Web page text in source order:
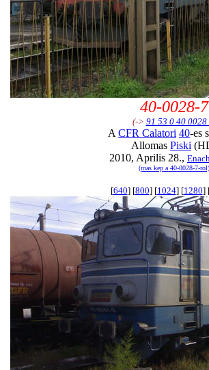
40-0028-7
(-> 91 53 0 40 0028
A CFR Calatori 40-es
Allomas Piski
2010, Aprilis 28.,
(mas kep a 40-0028-7-rol)
[640] [800] [1024] [1280]